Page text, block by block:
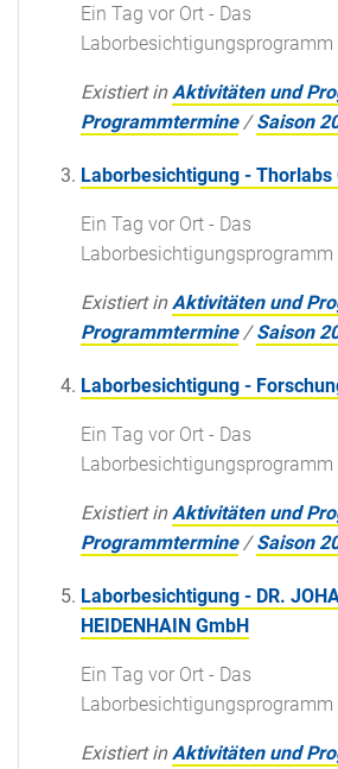
Ein Tag vor Ort - Das
Laborbesichtigungsprogramm
Existiert in Aktivitäten und
Programmtermine /Saison
Laborbesichtigung - Thorlabs
Ein Tag vor Ort - Das
Laborbesichtigungsprogramm
Existiert in Aktivitäten und
Programmtermine /Saison
Laborbesichtigung -
Ein Tag vor Ort - Das
Laborbesichtigungsprogramm
Existiert in Aktivitäten und
Programmtermine /Saison
Laborbesichtigung - DR.
HEIDENHAIN GmbH
Ein Tag vor Ort - Das
Laborbesichtigungsprogramm
Existiert in Aktivitäten und